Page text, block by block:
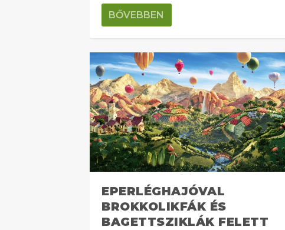
BŐVEBBEN
EPERLÉGHAJÓVAL
BROKKOLIKFÁK ÉS
BAGETTSZIKLÁK FELETT